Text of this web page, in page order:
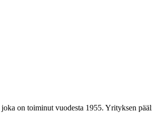
on toiminut vuodesta 1955. Yrityksen